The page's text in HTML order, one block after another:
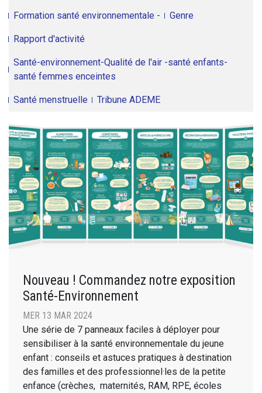
Formation santé environnementale - Genre
Rapport d'activité
Santé-environnement-Qualité de l'air -santé enfants-
santé femmes enceintes
Santé menstruelle Tribune ADEME
Nouveau ! Commandez notre exposition
Santé-Environnement
MER 13 MAR 2024
Une série de 7 panneaux faciles à déployer pour
sensibiliser à la santé environnementale du jeune
enfant : conseils et astuces pratiques à destination
des familles et des professionnel·les de la petite
enfance (crèches, maternités, RAM, RPE, écoles